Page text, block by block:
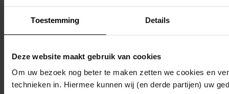
Toestemming Details
Deze website maakt gebruik van cookies
Om uw bezoek nog beter te maken zetten we cookies en
technieken in. Hiermee kunnen wij (en derde partijen) uw
7.18.Reijer Claesz. Sampson
Toon details van deze beschrijving
7.19.Remmet Jansz. Keijser
Joannes Cleyers
Toon details van deze beschrijving